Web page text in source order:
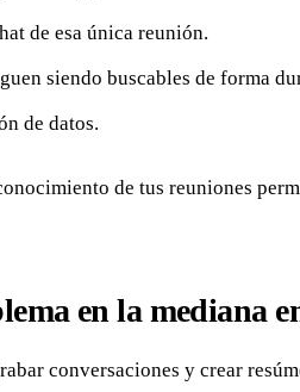
de esa única reunión.
siendo buscables de forma
de datos.
de tus reuniones
en la mediana
conversaciones y crear